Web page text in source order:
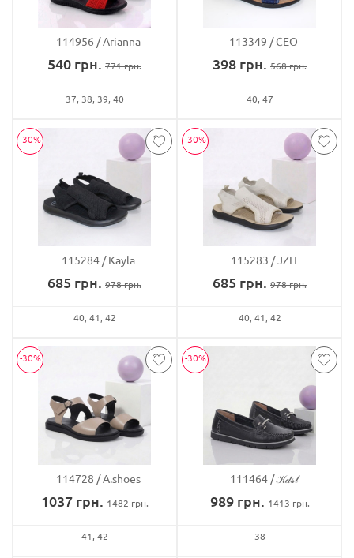
114956 Arianna
540 грн. 771грн.
37 38 39 40
113349 CEO
398 грн. 568грн.
40 47
-30%
115284 Kayla
685 грн. 978грн.
40 41 42
-30%
115283 JZH
685 грн. 978грн.
40 41 42
-30%
114728 A.shoes
1037грн. 1482грн.
41 42
-30%
111464 𝒦𝒹𝓈𝓁
989грн. 1413грн.
38